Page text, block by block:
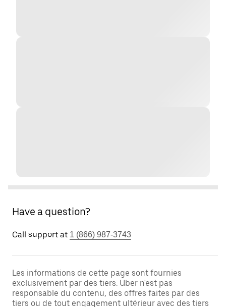
Have a question?
Call support at 1 (866) 987-3743
Les informations de cette page sont fournies
exclusivement par des tiers. Uber n'est pas
responsable du contenu, des offres faites par des
tiers ou de tout engagement ultérieur avec des tiers